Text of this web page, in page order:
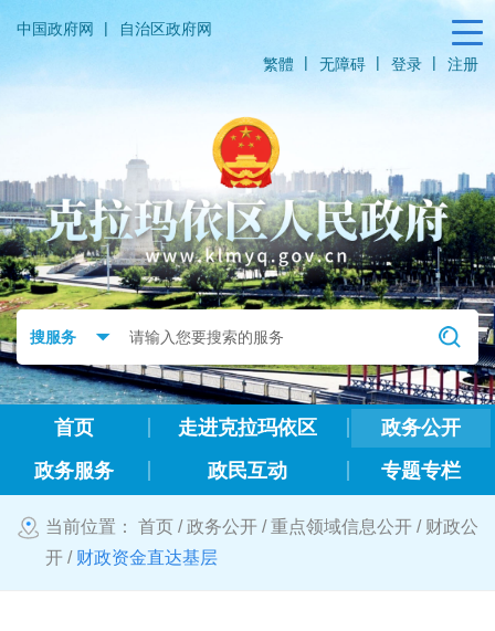
中国政府网 |
自治区政府网
繁體
| 无障碍 | 登录 | 注册
首页 走进克拉玛依区
政务公开
政务服务
政民互动 专题专栏
当前位置： 首页 /政务公开 /重点领域信息公开 / 财政公
开 / 财政资金直达基层